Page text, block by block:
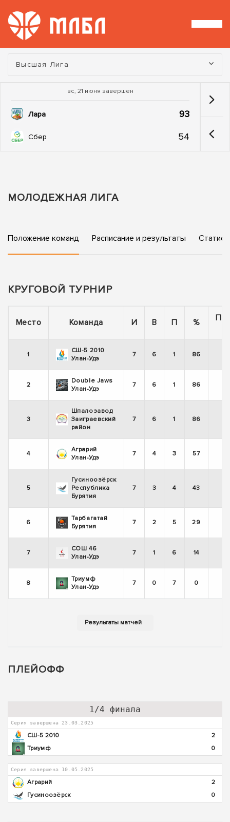
Турнир:
Высшая Лига
вс, 21 июня завершен
Лара 93
Сбер 54
МОЛОДЕЖНАЯ ЛИГА
Положение команд Расписание и результаты
КРУГОВОЙ ТУРНИР
Место Команда И В П %
1
СШ-5 2010
Улан-Удэ
7 6 1 86
2
Double Jaws
Улан-Удэ
7 6 1 86
3
Шпалозавод
Заиграевский
район
7 6 1 86
4
Аграрий
Улан-Удэ
7 4 3 57
5
Гусиноозёрск
Республика
Бурятия
7 3 4 43
6
Тарбагатай
Бурятия
7 2 5 29
7
СОШ 46
Улан-Удэ
7 1 6 14
8
Триумф
Улан-Удэ
7 0 7 0
ПЛЕЙОФФ
1/4 финала
Серия завершена 23.03.2025
СШ-5 2010
2
Триумф
0
Серия завершена 10.05.2025
Аграрий
2
Гусиноозёрск
0